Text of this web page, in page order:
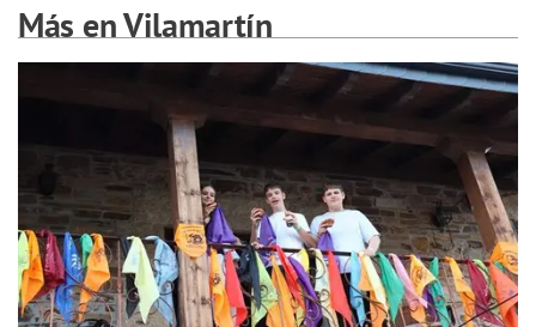
Más en Vilamartín